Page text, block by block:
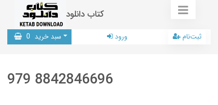
کتاب دانلود
سبد خرید 0 ورود ثبت‌نام
979 8842846696